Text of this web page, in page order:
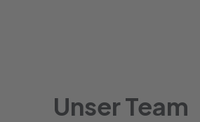
Unser Team